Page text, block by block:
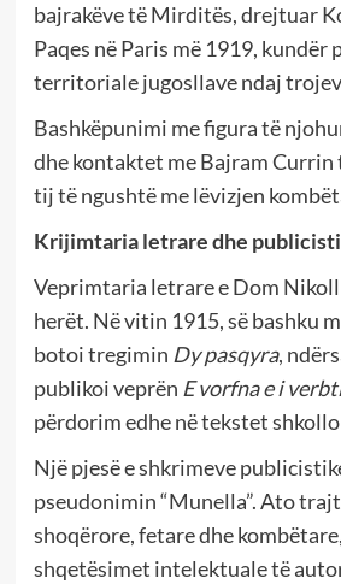
bajrakëve të Mirditës, drejtuar
Paqes në Paris më 1919, kundër
territoriale jugosllave ndaj
Bashkëpunimi me figura të
dhe kontaktet me Bajram Currin
tij të ngushtë me lëvizjen
Krijimtaria letrare dhe
Veprimtaria letrare e Dom
herët. Në vitin 1915, së bashku
botoi tregimin Dy pasqyra,
publikoi veprën E vorfna e i
përdorim edhe në tekstet
Një pjesë e shkrimeve
pseudonimin “Munella”. Ato
shoqërore, fetare dhe
shqetësimet intelektuale të